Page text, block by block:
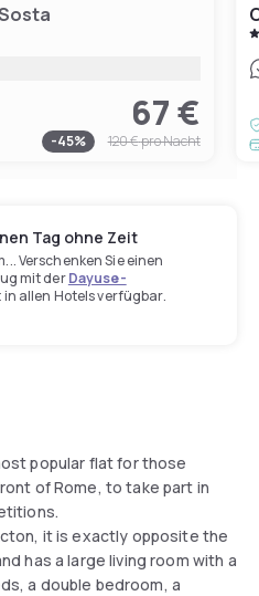
67 €
-45% 120 €pro Nacht
Tag ohne Zeit
Verschenken Sie einen
mit derDayuse-
in allen Hotels verfügbar.
popular flat for those
of Rome, to take part in
it is exactly opposite the
has a large living room with a
a double bedroom, a